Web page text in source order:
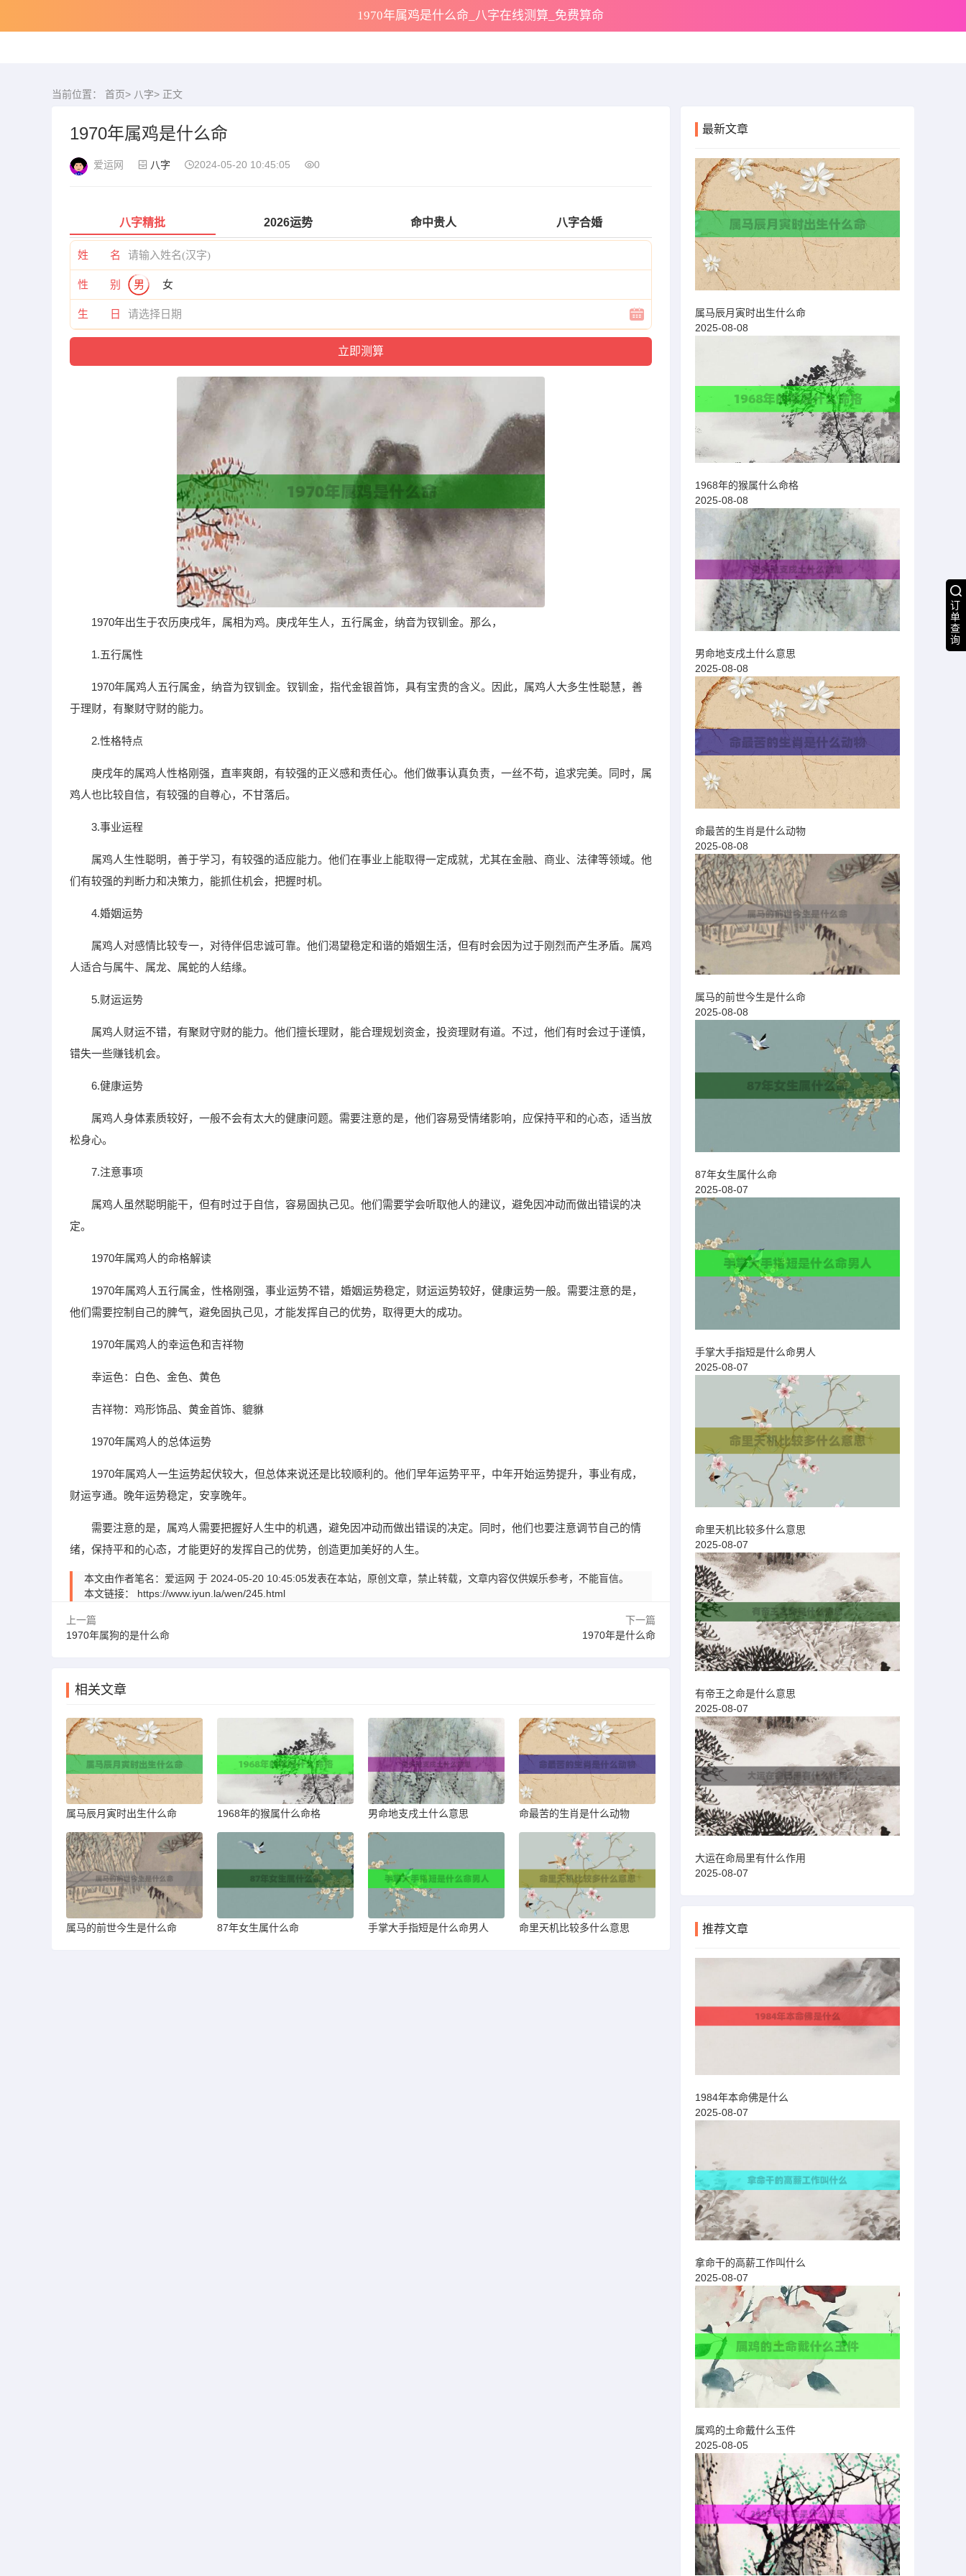
1970年属鸡是什么命_八字在线测算_免费算命
订
单
查
询
当前位置： 首页> 八字> 正文
1970年属鸡是什么命
爱运网 八字 2024-05-20 10:45:05 0
八字精批 2026运势 命中贵人 八字合婚
姓 名
性 别 男 女
生 日
1970年出生于农历庚戌年，属相为鸡。庚戌年生人，五行属金，纳音为钗钏金。那么，
1.五行属性
1970年属鸡人五行属金，纳音为钗钏金。钗钏金，指代金银首饰，具有宝贵的含义。因此，属鸡人大多生性聪慧，善
于理财，有聚财守财的能力。
2.性格特点
庚戌年的属鸡人性格刚强，直率爽朗，有较强的正义感和责任心。他们做事认真负责，一丝不苟，追求完美。同时，属
鸡人也比较自信，有较强的自尊心，不甘落后。
3.事业运程
属鸡人生性聪明，善于学习，有较强的适应能力。他们在事业上能取得一定成就，尤其在金融、商业、法律等领域。他
们有较强的判断力和决策力，能抓住机会，把握时机。
4.婚姻运势
属鸡人对感情比较专一，对待伴侣忠诚可靠。他们渴望稳定和谐的婚姻生活，但有时会因为过于刚烈而产生矛盾。属鸡
人适合与属牛、属龙、属蛇的人结缘。
5.财运运势
属鸡人财运不错，有聚财守财的能力。他们擅长理财，能合理规划资金，投资理财有道。不过，他们有时会过于谨慎，
错失一些赚钱机会。
6.健康运势
属鸡人身体素质较好，一般不会有太大的健康问题。需要注意的是，他们容易受情绪影响，应保持平和的心态，适当放
松身心。
7.注意事项
属鸡人虽然聪明能干，但有时过于自信，容易固执己见。他们需要学会听取他人的建议，避免因冲动而做出错误的决
定。
1970年属鸡人的命格解读
1970年属鸡人五行属金，性格刚强，事业运势不错，婚姻运势稳定，财运运势较好，健康运势一般。需要注意的是，
他们需要控制自己的脾气，避免固执己见，才能发挥自己的优势，取得更大的成功。
1970年属鸡人的幸运色和吉祥物
幸运色：白色、金色、黄色
吉祥物：鸡形饰品、黄金首饰、貔貅
1970年属鸡人的总体运势
1970年属鸡人一生运势起伏较大，但总体来说还是比较顺利的。他们早年运势平平，中年开始运势提升，事业有成，
财运亨通。晚年运势稳定，安享晚年。
需要注意的是，属鸡人需要把握好人生中的机遇，避免因冲动而做出错误的决定。同时，他们也要注意调节自己的情
绪，保持平和的心态，才能更好的发挥自己的优势，创造更加美好的人生。
本文由作者笔名：爱运网 于 2024-05-20 10:45:05发表在本站，原创文章，禁止转载，文章内容仅供娱乐参考，不能盲信。
本文链接： https://www.iyun.la/wen/245.html
上一篇
1970年属狗的是什么命
下一篇
1970年是什么命
相关文章
属马辰月寅时出生什么命 1968年的猴属什么命格 男命地支戌土什么意思 命最苦的生肖是什么动物
属马的前世今生是什么命 87年女生属什么命 手掌大手指短是什么命男人 命里天机比较多什么意思
最新文章
属马辰月寅时出生什么命
2025-08-08
1968年的猴属什么命格
2025-08-08
男命地支戌土什么意思
2025-08-08
命最苦的生肖是什么动物
2025-08-08
属马的前世今生是什么命
2025-08-08
87年女生属什么命
2025-08-07
手掌大手指短是什么命男人
2025-08-07
命里天机比较多什么意思
2025-08-07
有帝王之命是什么意思
2025-08-07
大运在命局里有什么作用
2025-08-07
推荐文章
1984年本命佛是什么
2025-08-07
拿命干的高薪工作叫什么
2025-08-07
属鸡的土命戴什么玉件
2025-08-05